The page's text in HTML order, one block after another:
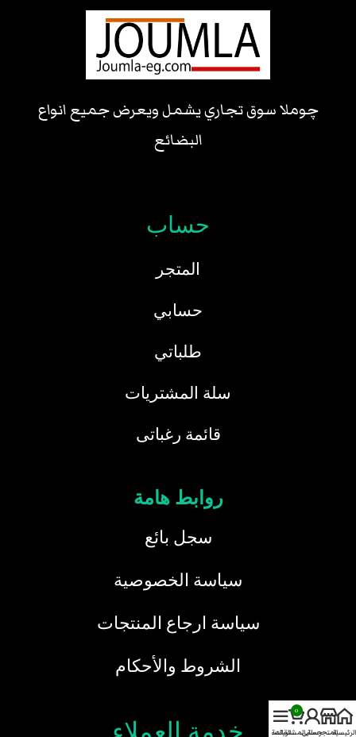
چوملا سوق تجاري يشمل ويعرض جميع انواع
البضائع
حساب
المتجر
حسابي
طلباتي
سلة المشتريات
قائمة رغباتى
روابط هامة
سجل بائع
سياسة الخصوصية
سياسة ارجاع المنتجات
الشروط والأحكام
الرئيسيةالمتجرحسابي
0
سلة المشتريات
القائمة